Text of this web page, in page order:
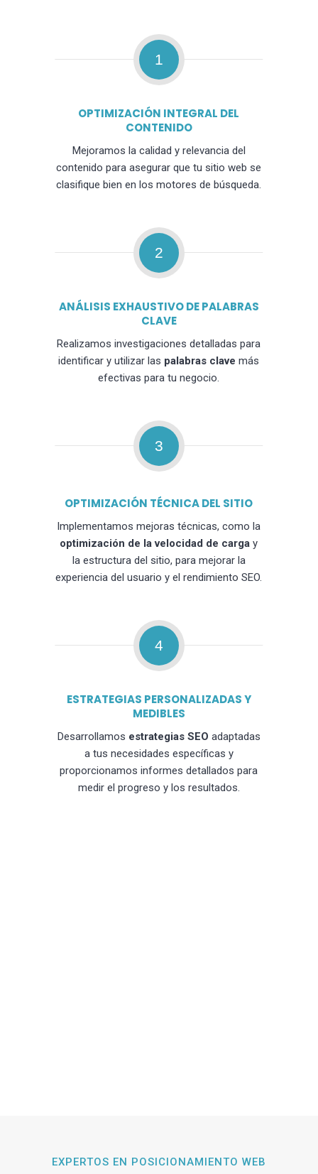
1
OPTIMIZACIÓN INTEGRAL DEL
CONTENIDO
Mejoramos la calidad y relevancia del
contenido para asegurar que tu sitio web se
clasifique bien en los motores de búsqueda.
2
ANÁLISIS EXHAUSTIVO DE PALABRAS
CLAVE
Realizamos investigaciones detalladas para
identificar y utilizar las palabras clave más
efectivas para tu negocio.
3
OPTIMIZACIÓN TÉCNICA DEL SITIO
Implementamos mejoras técnicas, como la
optimización de la velocidad de carga y
la estructura del sitio, para mejorar la
experiencia del usuario y el rendimiento SEO.
4
ESTRATEGIAS PERSONALIZADAS Y
MEDIBLES
Desarrollamos estrategias SEO adaptadas
a tus necesidades específicas y
proporcionamos informes detallados para
medir el progreso y los resultados.
EXPERTOS EN POSICIONAMIENTO WEB